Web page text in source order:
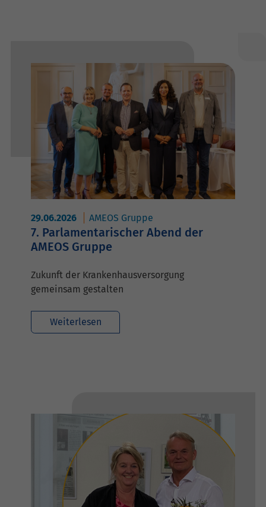
29.06.2026 AMEOS Gruppe
7. Parlamentarischer Abend der
AMEOS Gruppe
Zukunft der Krankenhausversorgung
gemeinsam gestalten
Weiterlesen